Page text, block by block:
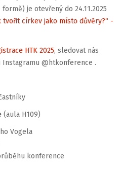
je otevřený do 24.11.2025
tvořit církev jako místo důvěry?“ -
HTK 2025, sledovat nás
Instagramu @htkonference .
(aula H109)
Vogela
konference